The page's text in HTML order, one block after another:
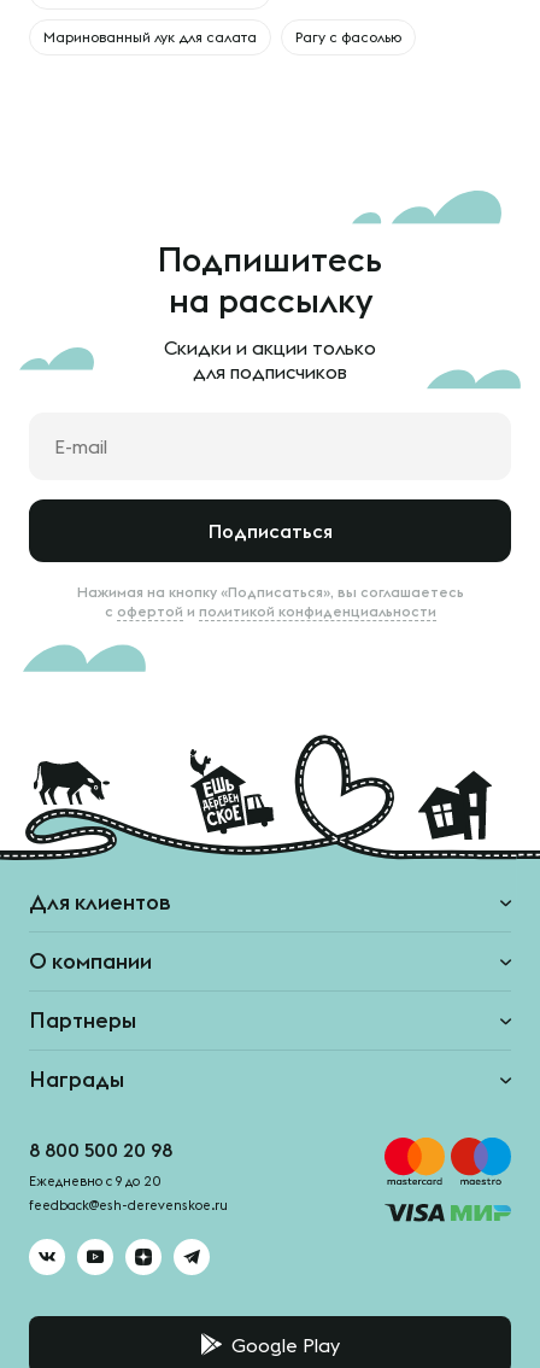
Маринованный лук для салата Рагу с фасолью
Подпишитесь
на рассылку
Скидки и акции только
для подписчиков
Подписаться
Нажимая на кнопку «Подписаться», вы соглашаетесь
с офертой и политикой конфиденциальности
Для клиентов
О компании
Партнеры
Награды
8 800 500 20 98
Ежедневно с 9 до 20
feedback@esh-derevenskoe.ru
Google Play